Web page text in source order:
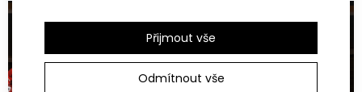
Přijmout vše
Odmítnout vše